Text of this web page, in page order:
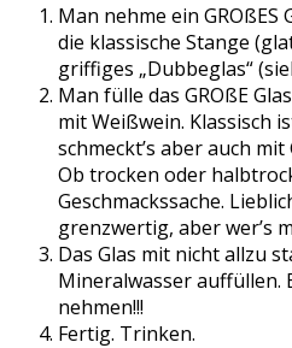
Man nehme ein GROßES
die klassische Stange
griffiges „Dubbeglas“
Man fülle das GROßE
mit Weißwein. Klassisch
schmeckt’s aber auch
Ob trocken oder
Geschmackssache.
grenzwertig, aber wer’s
Das Glas mit nicht allzu
Mineralwasser auffüllen.
nehmen!!!
Fertig. Trinken.